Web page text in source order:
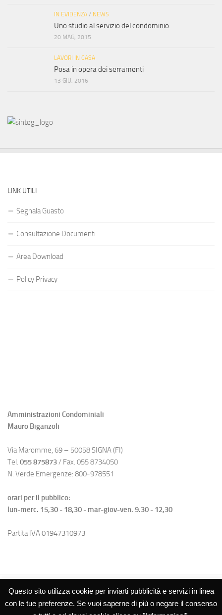
IN EVIDENZA / NEWS
Uno studio al servizio del condominio.
20 MAG, 2015
LAVORI IN CASA
Posa in opera dei serramenti
13 GIU, 2016
LINK UTILI
Segnala Guasto
Consultazione Documenti
Area Download
Policy Privacy
Amministrazioni Condominiali
Mauro Biganzoli
Via Maromme, 69 – 50058 SIGNA (FI)
Tel. 055 875873/ Fax. 055 8734050
N. Verde Emergenze: 800-978551
orari per il pubblico:
lun-merc. 15,30 - 18,30 - mar-giov-ven. 9.30 - 12,30
Partita IVA 01947310973
Questo sito utilizza cookie per inviarti pubblicità e servizi in linea
con le tue preferenze. Se vuoi saperne di più o negare il consenso